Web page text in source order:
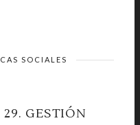
SOCIALES
GESTIÓN